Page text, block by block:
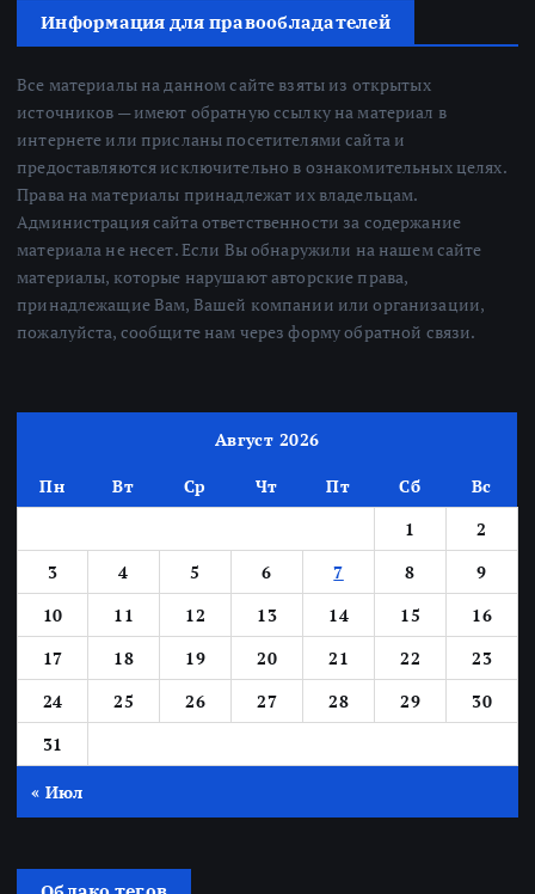
Информация для правообладателей
Все материалы на данном сайте взяты из открытых
источников — имеют обратную ссылку на материал в
интернете или присланы посетителями сайта и
предоставляются исключительно в ознакомительных целях.
Права на материалы принадлежат их владельцам.
Администрация сайта ответственности за содержание
материала не несет. Если Вы обнаружили на нашем сайте
материалы, которые нарушают авторские права,
принадлежащие Вам, Вашей компании или организации,
пожалуйста, сообщите нам через форму обратной связи.
Август 2026
Пн Вт Ср Чт Пт Сб
Вс
1
2
3
4 5 6 7 8
9
10
11 12 13 14 15
16
17
18 19 20 21 22
23
24
25 26 27 28 29
30
31
« Июл